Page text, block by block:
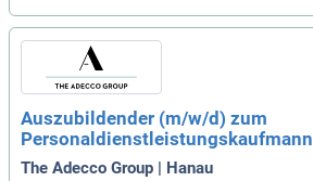
Auszubildender (m/w/d) zum
Personaldienstleistungskaufmann
The Adecco Group | Hanau